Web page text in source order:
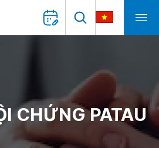
CHỨNG PATAU